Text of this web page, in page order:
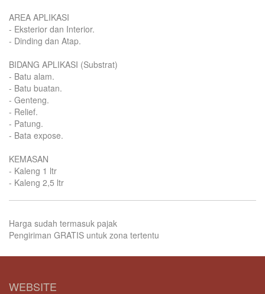
AREA APLIKASI
- Eksterior dan Interior.
- Dinding dan Atap.
BIDANG APLIKASI (Substrat)
- Batu alam.
- Batu buatan.
- Genteng.
- Relief.
- Patung.
- Bata expose.
KEMASAN
- Kaleng 1 ltr
- Kaleng 2,5 ltr
Harga sudah termasuk pajak
Pengiriman GRATIS untuk zona tertentu
WEBSITE